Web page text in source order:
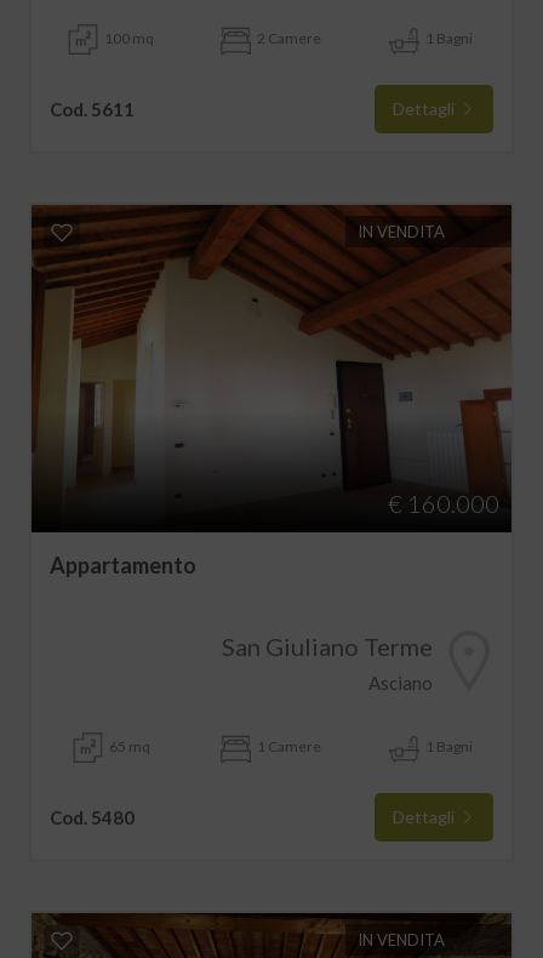
100 mq 2 Camere 1 Bagni
Cod. 5611 Dettagli
IN VENDITA
€ 160.000
Appartamento
San Giuliano Terme
Asciano
65 mq 1 Camere 1 Bagni
Cod. 5480 Dettagli
IN VENDITA